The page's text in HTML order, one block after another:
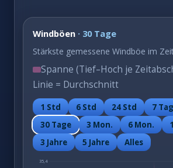
Windböen · 30 Tage
Stärkste gemessene Windböe im
Spanne (Tief–Hoch je
Linie = Durchschnitt
1 Std 6 Std 24 Std
7
30 Tage
3 Mon. 6 Mon.
3 Jahre
5 Jahre Alles
35,4